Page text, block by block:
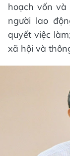
hoạch vốn
người lao
quyết việc
xã hội và